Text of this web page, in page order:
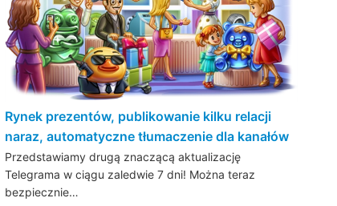
Rynek prezentów, publikowanie kilku relacji
naraz, automatyczne tłumaczenie dla kanałów
Przedstawiamy drugą znaczącą aktualizację
Telegrama w ciągu zaledwie 7 dni! Można teraz
bezpiecznie…